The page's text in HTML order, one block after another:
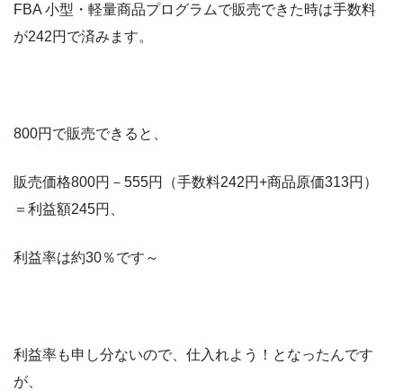
FBA 小型・軽量商品プログラムで販売できた時は手数料
が242円で済みます。
800円で販売できると、
販売価格800円－555円（手数料242円+商品原価313円）
＝利益額245円、
利益率は約30％です～
利益率も申し分ないので、仕入れよう！となったんです
が、